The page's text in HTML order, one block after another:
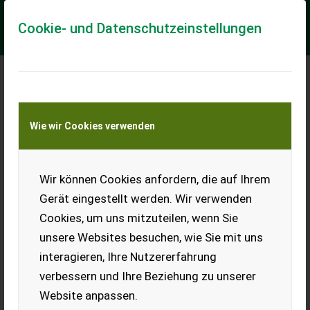
Cookie- und Datenschutzeinstellungen
Wie wir Cookies verwenden
Wir können Cookies anfordern, die auf Ihrem
Gerät eingestellt werden. Wir verwenden
Cookies, um uns mitzuteilen, wenn Sie
unsere Websites besuchen, wie Sie mit uns
interagieren, Ihre Nutzererfahrung
verbessern und Ihre Beziehung zu unserer
Website anpassen.
Meine Transportkostenanfrage
Transport von Land- und Baumaschinen –
KEINE Tiertransporte
Takeuchi TB 145
inkl. hydraulischen
Schnellwechsler, 1x
Schwenklöffel neu, 1x
Tieflöffel, 2x DW
abgelesene Stunden, ...